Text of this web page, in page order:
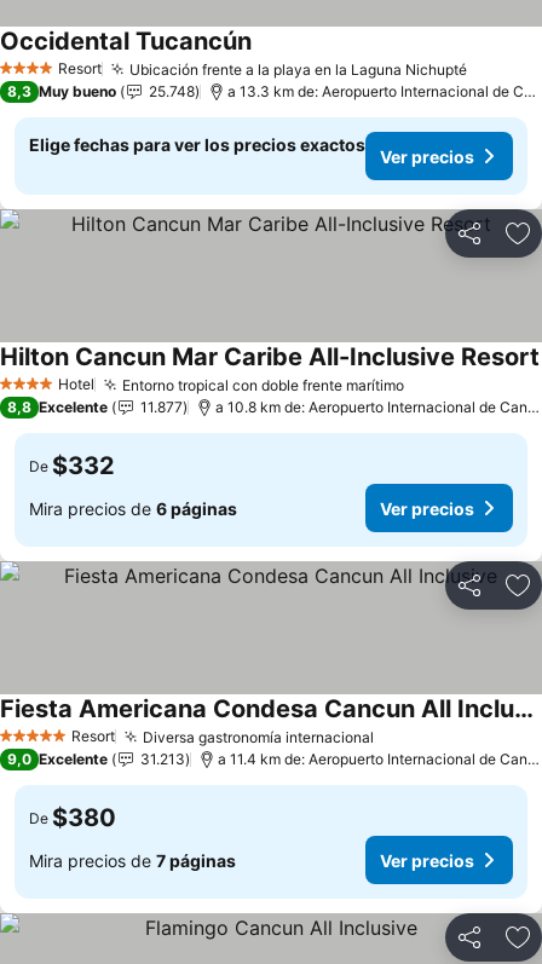
4 EstrellasResort Ubicación frente a la playa en la Laguna NichuptéVer
Occidental TucancúnVer precios
8,3 Muy bueno 25.748 a 13.3 km de: Aeropuerto Internacional de
Elige fechas para ver los precios exactos
Ver precios
Compartir
4 EstrellasHotel Entorno tropical con doble frente marítimoVer precios
Hilton Cancun Mar Caribe All-Inclusive Resort
8,8 Excelente 11.877 a 10.8 km de: Aeropuerto Internacional de
De $332
Mira precios de 6 páginas Ver precios
Compartir
5 Estrellas Resort Diversa gastronomía internacional
Fiesta Americana Condesa Cancun All Inclusive
Ver precios
9,0 Excelente 31.213 a 11.4 km de: Aeropuerto Internacional de
De $380
Mira precios de 7 páginas Ver precios
Compartir